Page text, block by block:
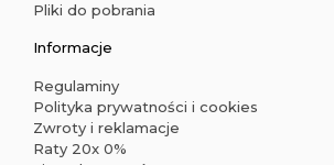
Pliki do pobrania
Informacje
Regulaminy
Polityka prywatności i cookies
Zwroty i reklamacje
Raty 20x 0%